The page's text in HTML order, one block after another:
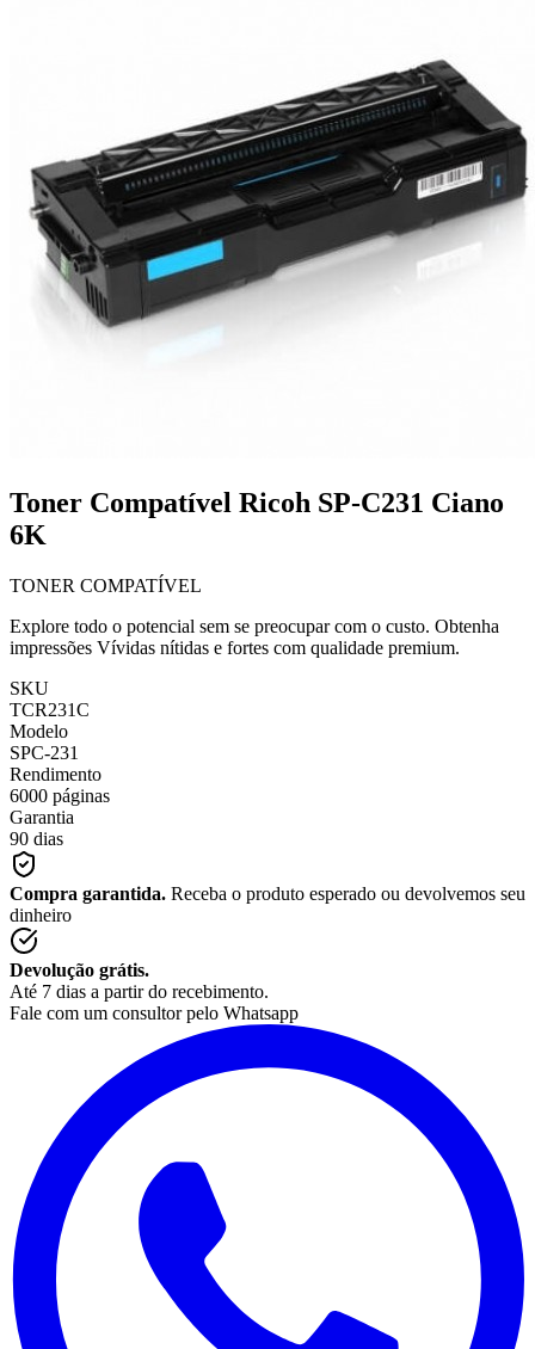
Toner Compatível Ricoh SP-C231 Ciano
6K
TONER COMPATÍVEL
Explore todo o potencial sem se preocupar com o custo. Obtenha
impressões Vívidas nítidas e fortes com qualidade premium.
SKU
TCR231C
Modelo
SPC-231
Rendimento
6000 páginas
Garantia
90 dias
Compra garantida. Receba o produto esperado ou devolvemos seu
dinheiro
Devolução grátis.
Até 7 dias a partir do recebimento.
Fale com um consultor pelo Whatsapp